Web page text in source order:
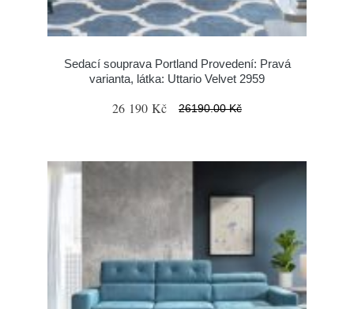
Sedací souprava Portland Provedení: Pravá
varianta, látka: Uttario Velvet 2959
26 190 Kč 26190.00 Kč